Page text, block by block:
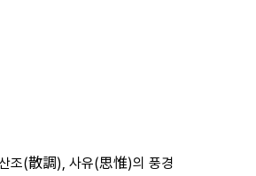
조(散調), 사유(思惟)의 풍경